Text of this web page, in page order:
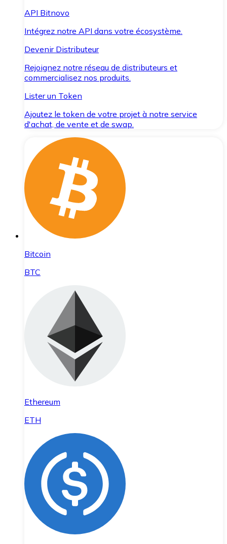
API Bitnovo
Intégrez notre API dans votre écosystème.
Devenir Distributeur
Rejoignez notre réseau de distributeurs et
commercialisez nos produits.
Lister un Token
Ajoutez le token de votre projet à notre service
d'achat, de vente et de swap.
Bitcoin
BTC
Ethereum
ETH